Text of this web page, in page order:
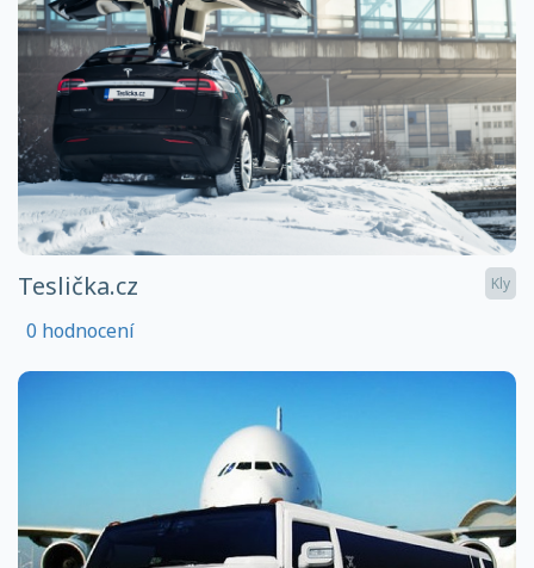
Teslička.cz Kly
0 hodnocení